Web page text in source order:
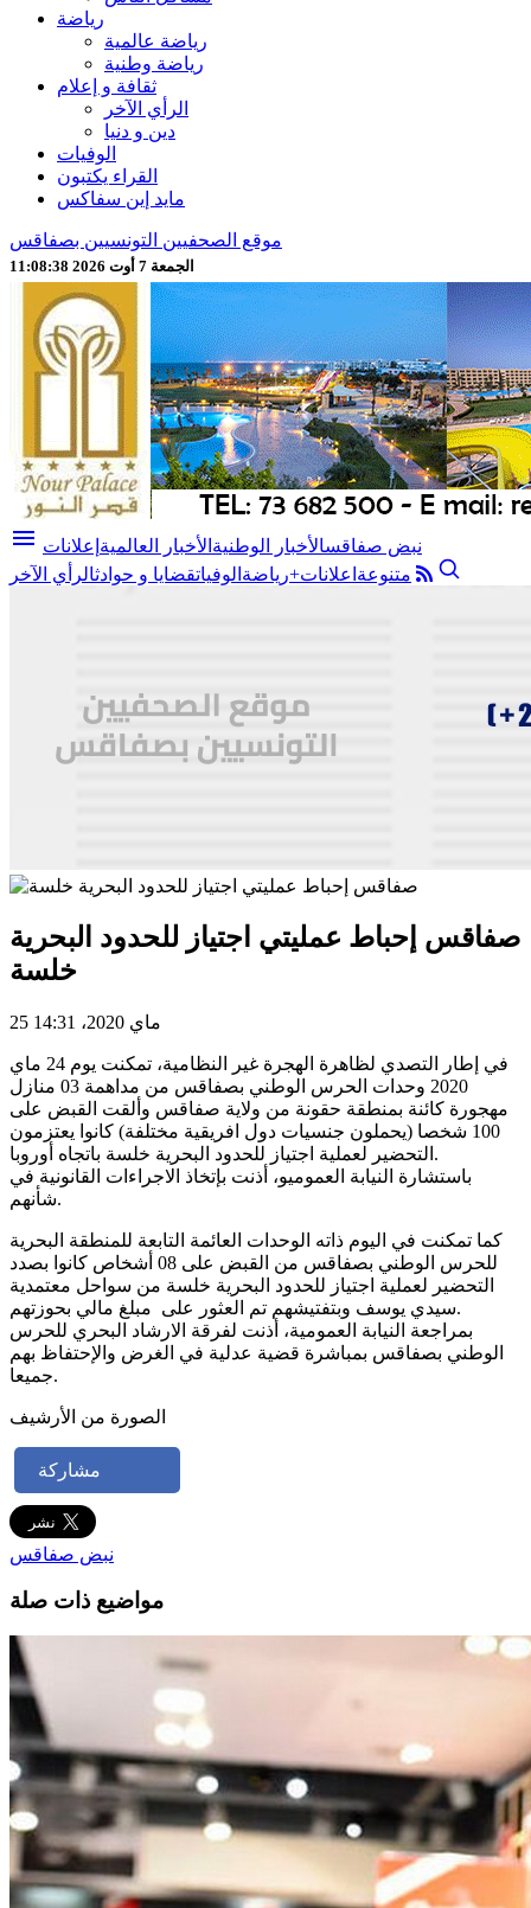
رياضة
رياضة عالمية
رياضة وطنية
ثقافة و إعلام
الرأي الآخر
دين و دنيا
الوفيات
القراء يكتبون
مايد إين سفاكس
موقع الصحفيين التونسيين بصفاقس
الجمعة 7 أوت 2026 11:08:40
menu نبض صفاقسالأخبار الوطنية الأخبار العالمية إعلانات
متنوعة اعلانات+رياضة الوفياتقضايا و حوادثالرأي الآخر
صفاقس إحباط عمليتي اجتياز للحدود البحرية
خلسة
25 ماي 2020، 14:31
في إطار التصدي لظاهرة الهجرة غير النظامية، تمكنت يوم 24 ماي
2020 وحدات الحرس الوطني بصفاقس من مداهمة 03 منازل
مهجورة كائنة بمنطقة حقونة من ولاية صفاقس وألقت القبض على
100 شخصا (يحملون جنسيات دول افريقية مختلفة) كانوا يعتزمون
التحضير لعملية اجتياز للحدود البحرية خلسة باتجاه أوروبا.
باستشارة النيابة العموميو، أذنت بإتخاذ الاجراءات القانونية في
شأنهم.
كما تمكنت في اليوم ذاته الوحدات العائمة التابعة للمنطقة البحرية
للحرس الوطني بصفاقس من القبض على 08 أشخاص كانوا بصدد
التحضير لعملية اجتياز للحدود البحرية خلسة من سواحل معتمدية
سيدي يوسف وبتفتيشهم تم العثور على مبلغ مالي بحوزتهم.
بمراجعة النيابة العمومية، أذنت لفرقة الارشاد البحري للحرس
الوطني بصفاقس بمباشرة قضية عدلية في الغرض والإحتفاظ بهم
جميعا.
الصورة من الأرشيف
مشاركة
نبض صفاقس
مواضيع ذات صلة